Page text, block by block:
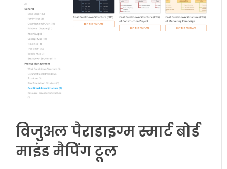
विजुअल पैराडाइग्म स्मार्ट बोर्ड
माइंड मैपिंग टूल